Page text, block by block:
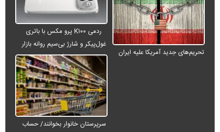
تحریم‌های جدید آمریکا علیه ایران
ردمی K۱۰۰ پرو مکس با باتری
غول‌پیکر و شارژ بی‌سیم روانه بازار
می‌شود
سرپرستان خانوار بخوانند/ حساب